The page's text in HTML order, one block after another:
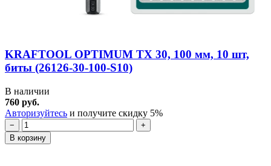
KRAFTOOL OPTIMUM TX 30, 100 мм, 10 шт,
биты (26126-30-100-S10)
В наличии
760 руб.
Авторизуйтесь и получите скидку 5%
−
+
В корзину